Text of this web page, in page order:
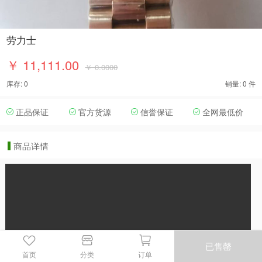
劳力士
￥ 11,111.00 ￥ 0.0000
库存: 0 销量: 0 件
正品保证 官方货源 信誉保证 全网最低价
商品详情
首页 分类 订单
已售罄